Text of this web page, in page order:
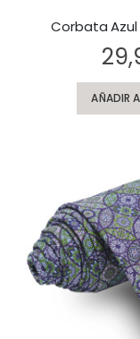
Corbata Azul
AÑADIR